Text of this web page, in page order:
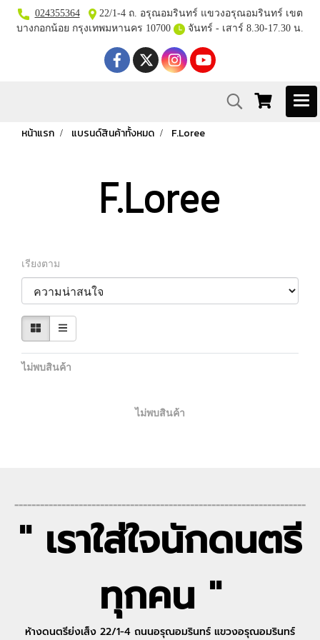
024355364
22/1-4 ถ. อรุณอมรินทร์ แขวงอรุณอมรินทร์ เขต
บางกอกน้อย กรุงเทพมหานคร 10700
จันทร์ - เสาร์ 8.30-17.30 น.
หน้าแรก แบรนด์สินค้าทั้งหมด F.Loree
F.Loree
เรียงตาม
ไม่พบสินค้า
ไม่พบสินค้า
--------------------------------------------------------------------
" เราใส่ใจนักดนตรี
ทุกคน "
ห้างดนตรีย่งเส็ง 22/1-4 ถนนอรุณอมรินทร์ แขวงอรุณอมรินทร์